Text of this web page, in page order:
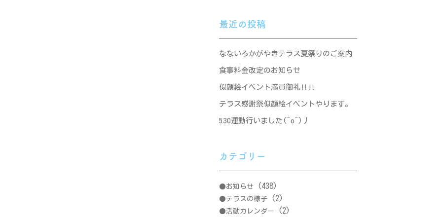
最近の投稿
なないろかがやきテラス夏祭りのご案内
食事料金改定のお知らせ
似顔絵イベント満員御礼‼‼
テラス感謝祭似顔絵イベントやります。
530運動行いました(^o^)丿
カテゴリー
お知らせ (438)
テラスの様子 (2)
活動カレンダー (2)